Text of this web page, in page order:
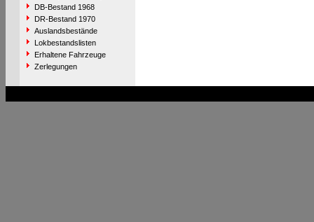
DB-Bestand 1968
DR-Bestand 1970
Auslandsbestände
Lokbestandslisten
Erhaltene Fahrzeuge
Zerlegungen